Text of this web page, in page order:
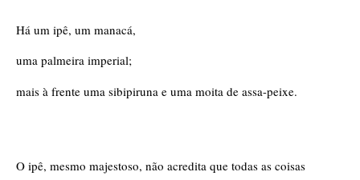
Há um ipê, um manacá,
uma palmeira imperial;
mais à frente uma sibipiruna e uma moita de assa-peixe.
O ipê, mesmo majestoso, não acredita que todas as coisas